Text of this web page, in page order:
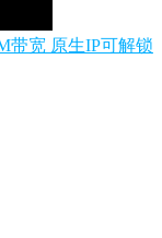
带宽 原生IP可解锁